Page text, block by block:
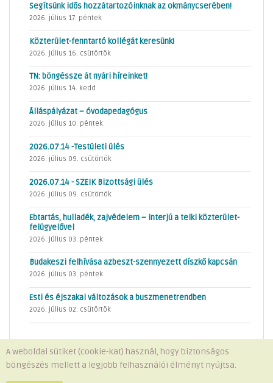
Segítsünk idős hozzátartozóinknak az okmánycserében!
2026. július 17. péntek
Közterület-fenntartó kollégát keresünk!
2026. július 16. csütörtök
TN: böngéssze át nyári híreinket!
2026. július 14. kedd
Álláspályázat – óvodapedagógus
2026. július 10. péntek
2026.07.14 -Testületi ülés
2026. július 09. csütörtök
2026.07.14 - SZEIK Bizottsági ülés
2026. július 09. csütörtök
Ebtartás, hulladék, zajvédelem – interjú a telki közterület-
felügyelővel
2026. július 03. péntek
Budakeszi felhívása azbeszt-szennyezett díszkő kapcsán
2026. július 03. péntek
Esti és éjszakai változások a buszmenetrendben
2026. július 02. csütörtök
Minden jog fenntartva © 2026 Telki Község Önkormányzata
A weboldal sütiket (cookie-kat) használ, hogy biztonságos
böngészés mellett a legjobb felhasználói élményt nyújtsa.